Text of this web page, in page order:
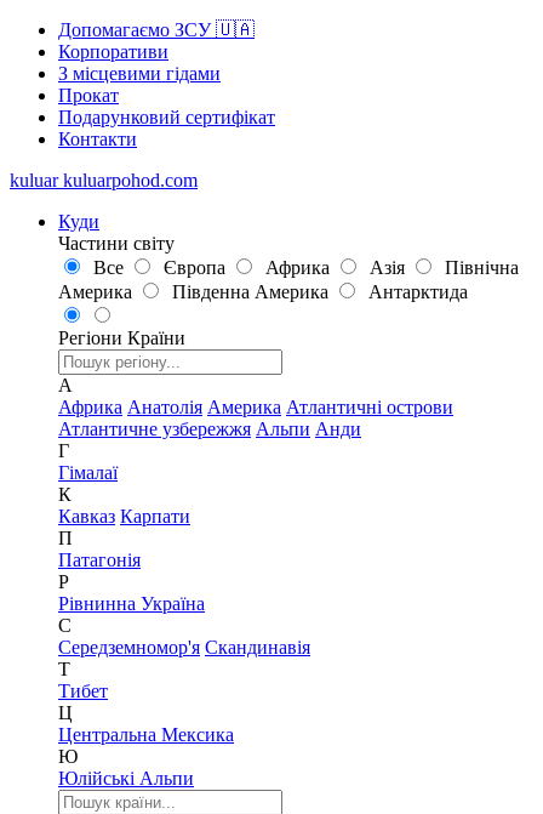
Допомагаємо ЗСУ 🇺🇦
Корпоративи
З місцевими гідами
Прокат
Подарунковий сертифікат
Контакти
kuluar kuluarpohod.com
Куди
Частини світу
Все
Європа Африка Азія
Північна
Америка
Південна Америка Антарктида
Регіони Країни
А
Африка Анатолія Америка Атлантичні острови
Атлантичне узбережжя Альпи Анди
Г
Гімалаї
К
Кавказ Карпати
П
Патагонія
Р
Рівнинна Україна
С
Середземномор'я Скандинавія
Т
Тибет
Ц
Центральна Мексика
Ю
Юлійські Альпи